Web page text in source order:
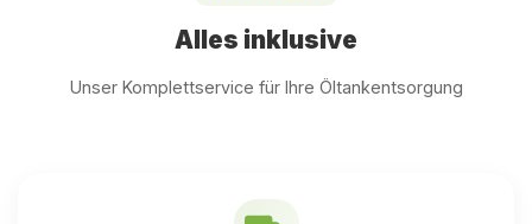
Alles inklusive
Unser Komplettservice für Ihre Öltankentsorgung